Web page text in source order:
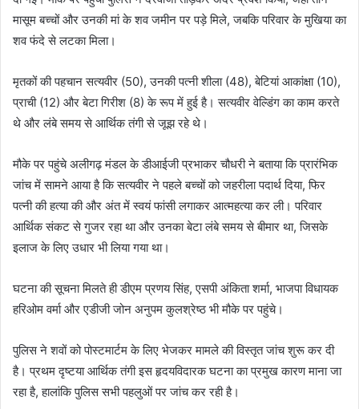
मासूम बच्चों और उनकी मां के शव जमीन पर पड़े मिले, जबकि परिवार के मुखिया का
शव फंदे से लटका मिला।
मृतकों की पहचान सत्यवीर (50), उनकी पत्नी शीला (48), बेटियां आकांक्षा (10),
प्राची (12) और बेटा गिरीश (8) के रूप में हुई है। सत्यवीर वेल्डिंग का काम करते
थे और लंबे समय से आर्थिक तंगी से जूझ रहे थे।
मौके पर पहुंचे अलीगढ़ मंडल के डीआईजी प्रभाकर चौधरी ने बताया कि प्रारंभिक
जांच में सामने आया है कि सत्यवीर ने पहले बच्चों को जहरीला पदार्थ दिया, फिर
पत्नी की हत्या की और अंत में स्वयं फांसी लगाकर आत्महत्या कर ली। परिवार
आर्थिक संकट से गुजर रहा था और उनका बेटा लंबे समय से बीमार था, जिसके
इलाज के लिए उधार भी लिया गया था।
घटना की सूचना मिलते ही डीएम प्रणय सिंह, एसपी अंकिता शर्मा, भाजपा विधायक
हरिओम वर्मा और एडीजी जोन अनुपम कुलश्रेष्ठ भी मौके पर पहुंचे।
पुलिस ने शवों को पोस्टमार्टम के लिए भेजकर मामले की विस्तृत जांच शुरू कर दी
है। प्रथम दृष्टया आर्थिक तंगी इस हृदयविदारक घटना का प्रमुख कारण माना जा
रहा है, हालांकि पुलिस सभी पहलुओं पर जांच कर रही है।